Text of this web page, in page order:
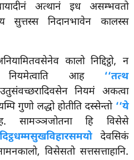
अत्थानं इध असम्भवतो
सुत्तस्स निदानभावेन कालस्स
कालो निद्दिट्ठो, न
नियमेत्वाति आह ‘‘तत्थ
नियमं अकत्वा
गुणो लद्धो होतीति दस्सेन्तो ‘‘ये
सामञ्ञजोतना हि विसेसे
दिट्ठधम्मसुखविहारसमयोदेवसिकं
विसेसतो सत्तसत्ताहानि.